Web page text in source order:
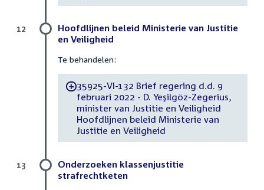
Hoofdlijnen beleid Ministerie van Justitie
en Veiligheid
Te behandelen:
-35925-VI-132 Brief regering d.d. 9
februari 2022 - D. Yeşilgöz-Zegerius,
minister van Justitie en Veiligheid
Hoofdlijnen beleid Ministerie van
Justitie en Veiligheid
12
Onderzoeken klassenjustitie
strafrechtketen
13